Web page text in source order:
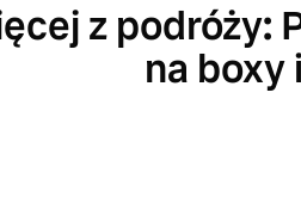
z podróży:
na boxy